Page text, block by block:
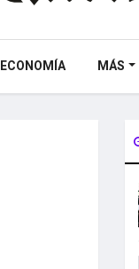
ECONOMÍA MÁS